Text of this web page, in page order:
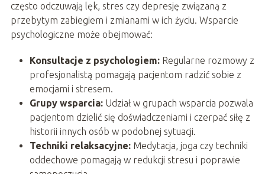
często odczuwają lęk, stres czy depresję związaną z
przebytym zabiegiem i zmianami w ich życiu. Wsparcie
psychologiczne może obejmować:
Konsultacje z psychologiem:Regularne rozmowy z
profesjonalistą pomagają pacjentom radzić sobie z
emocjami i stresem.
Grupy wsparcia:Udział w grupach wsparcia pozwala
pacjentom dzielić się doświadczeniami i czerpać siłę z
historii innych osób w podobnej sytuacji.
Techniki relaksacyjne:Medytacja, joga czy techniki
oddechowe pomagają w redukcji stresu i poprawie